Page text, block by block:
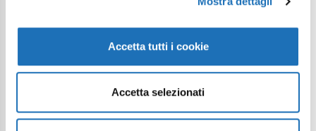
Accetta tutti i cookie
Accetta selezionati